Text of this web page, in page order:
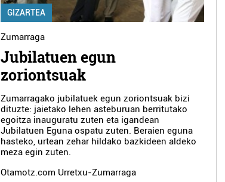
GIZARTEA
Zumarraga
Jubilatuen egun
zoriontsuak
Zumarragako jubilatuek egun zoriontsuak bizi
dituzte: jaietako lehen asteburuan berritutako
egoitza inauguratu zuten eta igandean
Jubilatuen Eguna ospatu zuten. Beraien eguna
hasteko, urtean zehar hildako bazkideen aldeko
meza egin zuten.
Otamotz.com Urretxu-Zumarraga